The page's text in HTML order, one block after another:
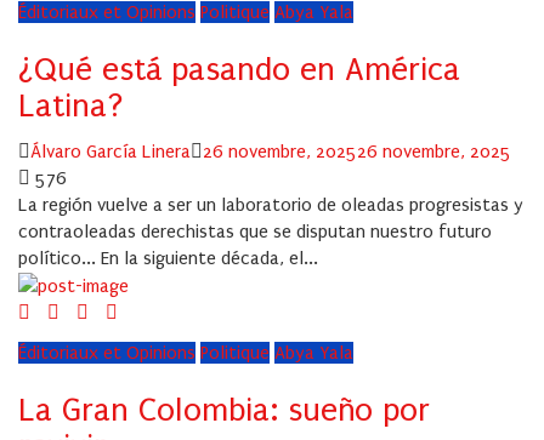
Éditoriaux et Opinions Politique Abya Yala
¿Qué está pasando en América
Latina?
Author
Álvaro García Linera
Posted
26 novembre, 202526 novembre, 2025
576
La región vuelve a ser un laboratorio de oleadas progresistas y
contraoleadas derechistas que se disputan nuestro futuro
político... En la siguiente década, el...
Éditoriaux et Opinions Politique Abya Yala
La Gran Colombia: sueño por